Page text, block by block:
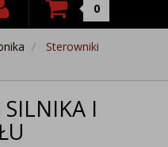
0
Sterowniki
I